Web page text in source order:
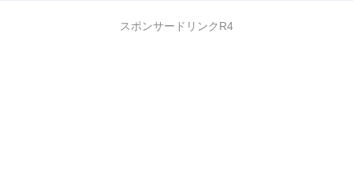
スポンサードリンクR4